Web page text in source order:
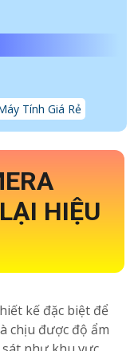
Tính Giá Rẻ
HIỆU
kế đặc biệt để
chịu được độ ẩm